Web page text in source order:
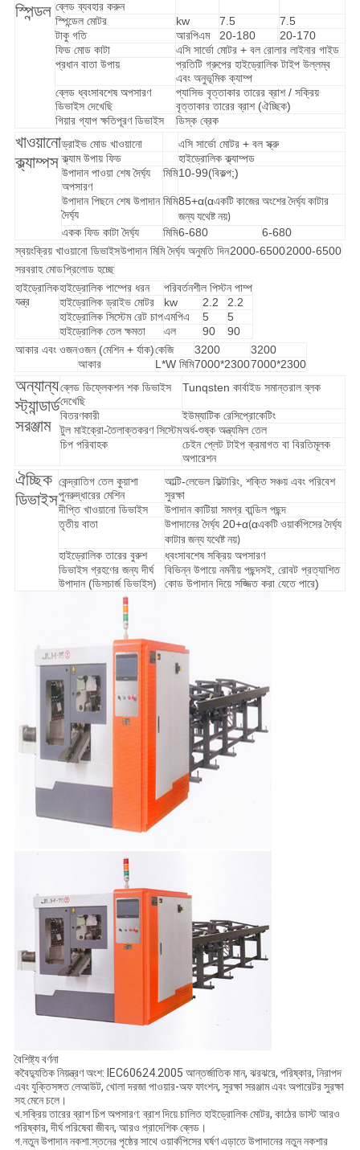
স্পিন্ডল ব্লেড ব্যবহার করুন
স্পিন্ডেল মোটর kw 7.5
7.5
টাকু গতি
আরপিএম 20-180
20-170
ফিড মোড কাটা
এসি সার্ভো মোটর + বল রোলার লাইনার গাইড
প্রধান বাতা উপায়
প্রতিটি গ্রুপের হাইড্রোলিক টাইপ উল্লম্ব
এবং অনুভূমিক ক্যাম্প
ব্লেড ধ্বংসাবশেষ অপসারণ
ডিভাইস দেখেছি
প্যাসিভ বৃত্তাকার তারের ব্রাশ / সক্রিয়
বৃত্তাকার তারের ব্রাশ (ঐচ্ছিক)
গিয়ার গ্যাপ ক্ষতিপূরণ ডিভাইস
ডিস্ক ব্রেক
খাওয়ানো
ক্ল্যাম্পস
ড্রাইভ মোড খাওয়ানো
এসি সার্ভো মোটর + বল স্ক্রু
ক্ল্যাম উপায় ফিড
হাইড্রোলিক ক্ল্যাম্পড
উপাদান পাওয়া শেষ দৈর্ঘ্য
অপসারণ
মিমি10-99(বিকল্প;)
উপাদান পিছনে শেষ উপাদান
দৈর্ঘ্য
মিমি85+α(αএকটি কাজের অংশের দৈর্ঘ্য কাটার
জন্য যথেষ্ট নয়)
একক ফিড কাটা দৈর্ঘ্য মিমি6-680
6-680
স্বয়ংক্রিয় খাওয়ানো ডিভাইসউপাদান মিমি দৈর্ঘ্য অনুমতি দিন2000-65002000-6500
সরবরাহ মোডপ্রিলোড হচ্ছে
হাইড্রোলিক
যন্ত্র
হাইড্রোলিক পাম্পের ধরন
পরিবর্তনশীল পিস্টন পাম্প
হাইড্রোলিক ড্রাইভ মোটর
kw 2.2
2.2
হাইড্রোলিক সিস্টেম রেট চাপএমপিএ 5
5
হাইড্রোলিক তেল ক্ষমতা
এল 90
90
আকার এবং ওজনওজন (মেশিন + র্যাক)কেজি 3200
3200
আকার
L*W মিমি7000*23007000*2300
অন্যান্য
স্ট্যান্ডার্ড
সরঞ্জাম
ব্লেড ডিফ্লেকশন শক ডিভাইস
দেখেছি
Tunqsten কার্বাইড সমান্তরাল ব্লক
বিতরণকারী
ইউম্যাটিক রেসিপ্রোকেটিং
টুল মাইক্রো-তৈলাক্তকরণ সিস্টেমঅর্ধ-শুষ্ক অন্ত্যমিল তেল
চিপ পরিবাহক
চেইন প্লেট টাইপ ক্রমাগত বা বিরতিমূলক
অপারেশন
ঐচ্ছিক
ডিভাইস
কেন্দ্রাতিগ তেল কুয়াশা
পুনরুদ্ধারের মেশিন
আল্টি-লেভেল ফিল্টারিং, শক্তি সঞ্চয় এবং পরিবেশ
সুরক্ষা
দীপ্তি খাওয়ানো ডিভাইস
উপাদান কাটিয়া সমগ্র বান্ডিল পছন্দ
তৃতীয় বাতা
উপাদানের দৈর্ঘ্য 20+α(αএকটি ওয়ার্কপিসের দৈর্ঘ্য
কাটার জন্য যথেষ্ট নয়)
হাইড্রোলিক তারের বুরুশ
ধ্বংসাবশেষ সক্রিয় অপসারণ
ডিভাইস গ্রহণের জন্য দীর্ঘ
উপাদান (ডিসচার্জ ডিভাইস)
বিভিন্ন উপায়ে নমনীয় পছন্দসই, রোবট প্রত্যাশিত
কোড উপাদান দিয়ে সজ্জিত করা যেতে পারে)
বৈশিষ্ট্য বর্ণনা
কবৈদ্যুতিক নিয়ন্ত্রণ অংশ: IEC60624.2005 আন্তর্জাতিক মান, ঝরঝরে, পরিষ্কার, নিরাপদ
এবং যুক্তিসঙ্গত লেআউট, খোলা দরজা পাওয়ার-অফ ফাংশন, সুরক্ষা সরঞ্জাম এবং অপারেটর সুরক্ষা
সহ মেনে চলে।
খ.সক্রিয় তারের ব্রাশ চিপ অপসারণ: ব্রাশ দিয়ে চালিত হাইড্রোলিক মোটর, কাঠের ডাস্ট আরও
পরিষ্কার, দীর্ঘ পরিষেবা জীবন, আরও প্রাদেশিক ব্লেড।
গ.নতুন উপাদান নকশা:স্তনের পৃষ্ঠের সাথে ওয়ার্কপিসের ঘর্ষণ এড়াতে উপাদানের নতুন নকশার